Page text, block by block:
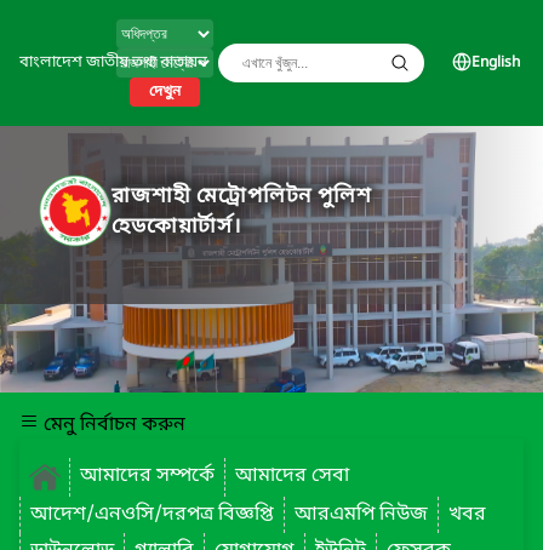
বাংলাদেশ জাতীয় তথ্য বাতায়ন
দেখুন
English
রাজশাহী মেট্রোপলিটন পুলিশ
হেডকোয়ার্টার্স।
মেনু নির্বাচন করুন
আমাদের সম্পর্কে
আমাদের সেবা
আদেশ/এনওসি/দরপত্র বিজ্ঞপ্তি
আরএমপি নিউজ
খবর